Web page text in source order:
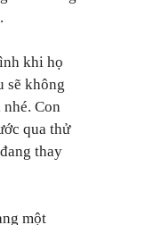
khi họ
sẽ không
Con
qua thử
thay
một